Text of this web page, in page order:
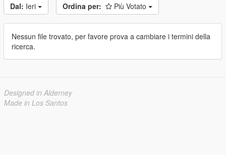
Dal: Ieri Ordina per: Più Votato
Nessun file trovato, per favore prova a cambiare i termini della
ricerca.
Designed in Alderney
Made in Los Santos